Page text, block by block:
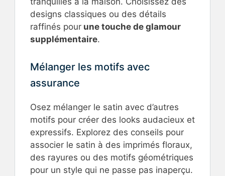
designs classiques ou des détails
raffinés pour une touche de glamour
supplémentaire.
Mélanger les motifs avec
assurance
Osez mélanger le satin avec d’autres
motifs pour créer des looks audacieux et
expressifs. Explorez des conseils pour
associer le satin à des imprimés floraux,
des rayures ou des motifs géométriques
pour un style qui ne passe pas inaperçu.